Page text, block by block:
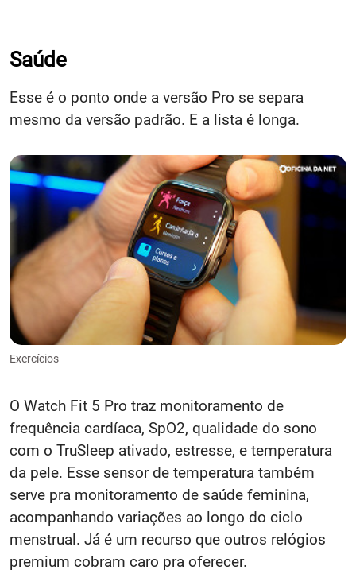
Saúde
Esse é o ponto onde a versão Pro se separa
mesmo da versão padrão. E a lista é longa.
Exercícios
O Watch Fit 5 Pro traz monitoramento de
frequência cardíaca, SpO2, qualidade do sono
com o TruSleep ativado, estresse, e temperatura
da pele. Esse sensor de temperatura também
serve pra monitoramento de saúde feminina,
acompanhando variações ao longo do ciclo
menstrual. Já é um recurso que outros relógios
premium cobram caro pra oferecer.